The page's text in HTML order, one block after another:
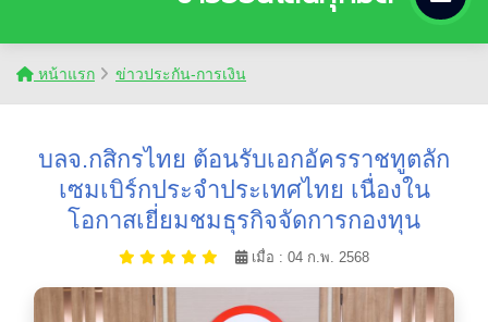
หน้าแรก ข่าวประกัน-การเงิน
บลจ.กสิกรไทย ต้อนรับเอกอัครราชทูตลัก
เซมเบิร์กประจำประเทศไทย เนื่องใน
โอกาสเยี่ยมชมธุรกิจจัดการกองทุน
เมื่อ : 04 ก.พ. 2568